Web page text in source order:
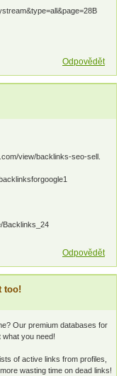
Odpovědět
view/backlinks-seo-sell.
Backlinks_24
Odpovědět
too!
Our premium databases for
what you need!
of active links from profiles,
wasting time on dead links!